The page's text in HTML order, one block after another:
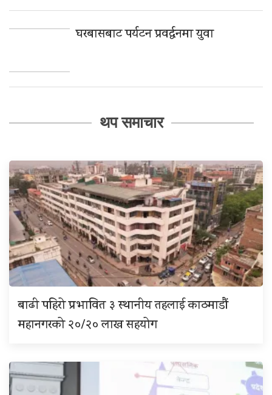
घरबासबाट पर्यटन प्रवर्द्धनमा युवा
थप समाचार
बाढी पहिरो प्रभावित ३ स्थानीय तहलाई काठमाडौं
महानगरको २०/२० लाख सहयोग